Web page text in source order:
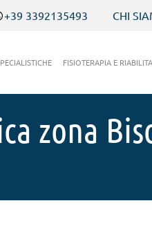
+39 3392135493 CHI
FISIOTERAPIA E
zona